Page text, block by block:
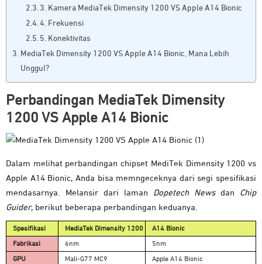
3. Kamera MediaTek Dimensity 1200 VS Apple A14 Bionic
4. Frekuensi
5. Konektivitas
MediaTek Dimensity 1200 VS Apple A14 Bionic, Mana Lebih
Unggul?
Perbandingan MediaTek Dimensity
1200 VS Apple A14 Bionic
Dalam melihat perbandingan chipset MediTek Dimensity 1200 vs
Apple A14 Bionic, Anda bisa memngeceknya dari segi spesifikasi
mendasarnya. Melansir dari laman Dopetech News dan Chip
Guider, berikut beberapa perbandingan keduanya.
Spesifikasi MediaTek Dimensity 1200 A14 Bionic
Fabrikasi 6nm 5nm
GPU Mali-G77 MC9 Apple A14 Bionic